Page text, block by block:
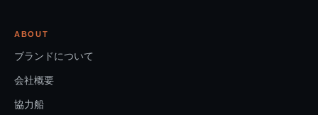
ABOUT
ブランドについて
会社概要
協力船